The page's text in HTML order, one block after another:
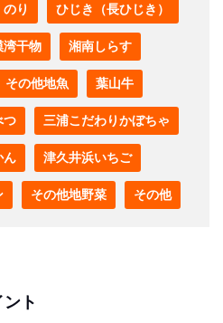
のり ひじき（長ひじき）
湾干物 湘南しらす
その他地魚 葉山牛
つ 三浦こだわりかぼちゃ
ん 津久井浜いちご
その他地野菜 その他
ト